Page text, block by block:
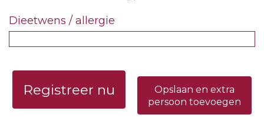
Dieetwens / allergie
Registreer nu
Opslaan en extra
persoon toevoegen